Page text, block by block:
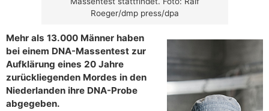
Roeger/dmp press/dpa
Mehr als 13.000 Männer haben
bei einem DNA-Massentest zur
Aufklärung eines 20 Jahre
zurückliegenden Mordes in den
Niederlanden ihre DNA-Probe
abgegeben.